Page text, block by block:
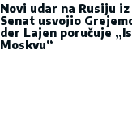
Novi udar na Rusiju
Senat usvojio
der Lajen poručuje
Moskvu“